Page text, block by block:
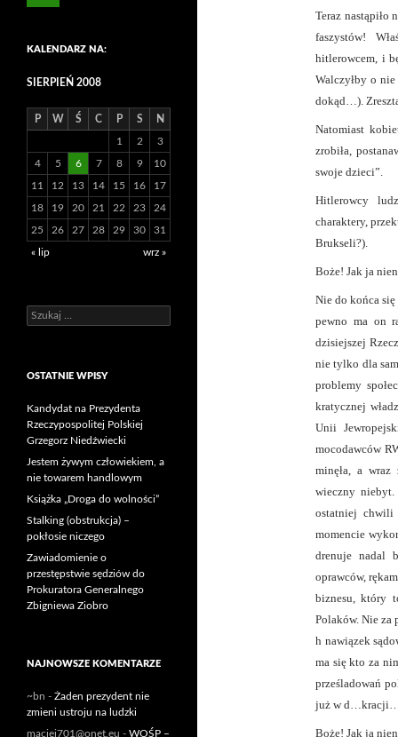
Teraz nastąpiło
faszystów!
hitlerowcem, i
Walczyłby o
dokąd…).
Natomiast
zrobiła,
swoje dzieci”.
Hitlerowcy
charaktery,
Brukseli?).
Boże! Jak ja
Nie do końca
pewno ma on
dzisiejszej
nie tylko dla
problemy
kratycznej
Unii
mocodawców
minęła, a
wieczny
ostatniej
momencie
drenuje nadal
oprawców,
biznesu, który
Polaków. Nie za
h nawiązek
ma się kto za
prześladowań
już w d…kracji…
Boże! Jak ja
KALENDARZ NA:
SIERPIEŃ 2008
P W Ś C P S N
1 2 3
4 5 6 7 8 9 10
11 12 13 14 15 16 17
18 19 20 21 22 23 24
25 26 27 28 29 30 31
« lip wrz »
Szukaj:
OSTATNIE WPISY
Kandydat na Prezydenta
Rzeczypospolitej Polskiej
Grzegorz Niedźwiecki
Jestem żywym człowiekiem, a
nie towarem handlowym
Książka „Droga do wolności”
Stalking (obstrukcja) –
pokłosie niczego
Zawiadomienie o
przestępstwie sędziów do
Prokuratora Generalnego
Zbigniewa Ziobro
NAJNOWSZE KOMENTARZE
~bn - Żaden prezydent nie
zmieni ustroju na ludzki
maciej701@onet.eu - WOŚP –